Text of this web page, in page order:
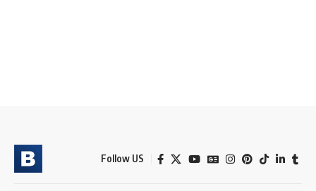
Follow US